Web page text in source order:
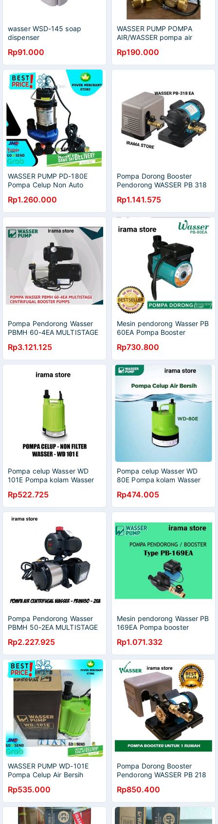
wasser WSD-145 soap
dispenser
Rp91.000
WASSER PUMP POMPA
AIR/WASSER pompa air
Rp190.000
WASSER PUMP PD-180E
Pompa Celup Non Auto
Rp1.260.000
Pompa Dorong Booster
Pendorong WASSER PB 318
Rp1.141.575
Pompa Pendorong Wasser
PBMH 60-4EA MULTISTAGE
Rp3.121.125
Mesin pendorong Wasser PB
60EA Pompa Booster
Rp730.800
Pompa celup Wasser WD
101E Pompa kolam Wasser
Rp522.725
Pompa celup Wasser WD
80E Pompa kolam Wasser
Rp474.005
Pompa Pendorong Wasser
PBMH 50-2EA MULTISTAGE
Rp2.227.925
Mesin pendorong Wasser PB
169EA Pompa booster
Rp1.071.332
WASSER PUMP WD-101E
Pompa Celup Air Bersih
Rp535.000
Pompa Dorong Booster
Pendorong WASSER PB 218
Rp850.400